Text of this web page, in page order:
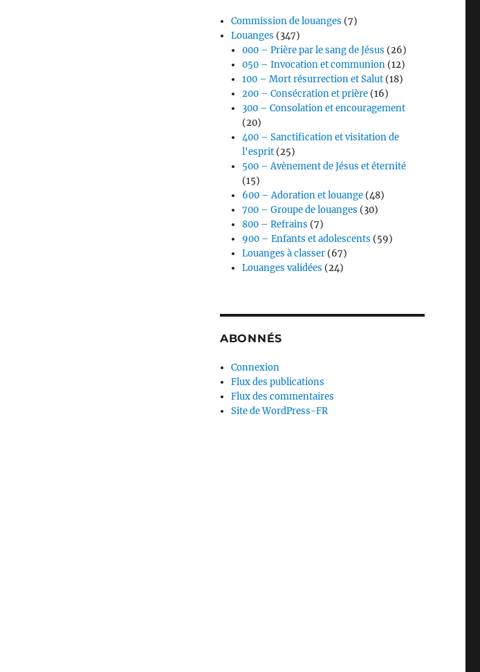
Commission de louanges (7)
Louanges (347)
000 – Prière par le sang de Jésus (26)
050 – Invocation et communion (12)
100 – Mort résurrection et Salut (18)
200 – Consécration et prière (16)
300 – Consolation et encouragement
(20)
400 – Sanctification et visitation de
l'esprit (25)
500 – Avènement de Jésus et éternité
(15)
600 – Adoration et louange (48)
700 – Groupe de louanges (30)
800 – Refrains (7)
900 – Enfants et adolescents (59)
Louanges à classer (67)
Louanges validées (24)
ABONNÉS
Connexion
Flux des publications
Flux des commentaires
Site de WordPress-FR